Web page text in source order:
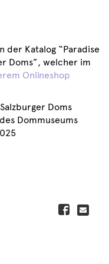
der Katalog “Paradise
Doms”, welcher im
Onlineshop
Doms
Dommuseums